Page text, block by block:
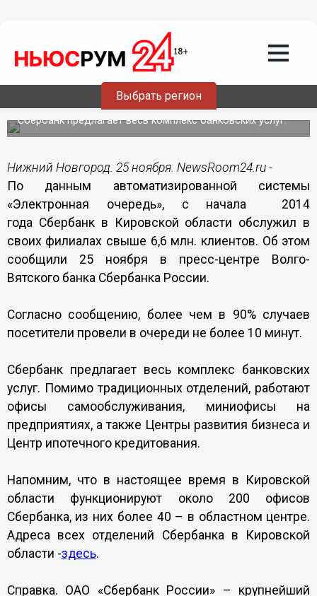
Выбрать регион
Офисы Сбербанка в Кировской области
в этом году посетили более 6
миллионов клиентов
Сбербанк предлагает весь комплекс банковских услуг.
Нижний Новгород. 25 ноября. NewsRoom24.ru -
По данным автоматизированной системы
«Электронная очередь», с начала 2014
года Сбербанк в Кировской области обслужил в
своих филиалах свыше 6,6 млн. клиентов. Об этом
сообщили 25 ноября в пресс-центре Волго-
Вятского банка Сбербанка России.
Согласно сообщению, более чем в 90% случаев
посетители провели в очереди не более 10 минут.
Сбербанк предлагает весь комплекс банковских
услуг. Помимо традиционных отделений, работают
офисы самообслуживания, миниофисы на
предприятиях, а также Центры развития бизнеса и
Центр ипотечного кредитования.
Напомним, что в настоящее время в Кировской
области функционируют около 200 офисов
Сбербанка, из них более 40 – в областном центре.
Адреса всех отделений Сбербанка в Кировской
области -здесь.
Справка. ОАО «Сбербанк России» – крупнейший